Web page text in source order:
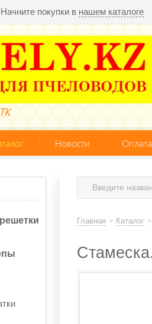
покупки в нашем каталоге
Новости
Главная » Каталог »